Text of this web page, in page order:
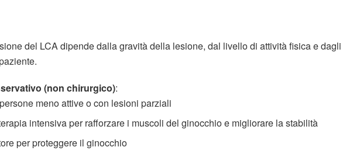
del LCA dipende dalla gravità della lesione, dal livello di attività fisica e dagli
(non chirurgico):
meno attive o con lesioni parziali
intensiva per rafforzare i muscoli del ginocchio e migliorare la stabilità
per proteggere il ginocchio